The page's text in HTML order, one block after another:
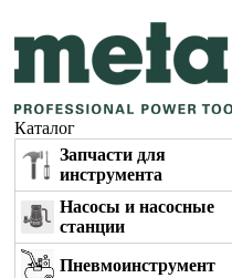
Каталог
Запчасти для
инструмента
Насосы и насосные
станции
Пневмоинструмент